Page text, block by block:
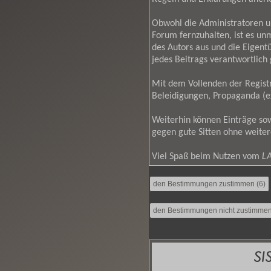
Obwohl die Administratoren
Forum fernzuhalten, ist es
des Autors aus und die
jedes Beitrags verantwortlich
Mit dem Vollenden der
Beleidigungen, Propaganda
Weiterhin können Einträge
gegen gute Sitten ohne
Viel Spaß beim Nutzen vom